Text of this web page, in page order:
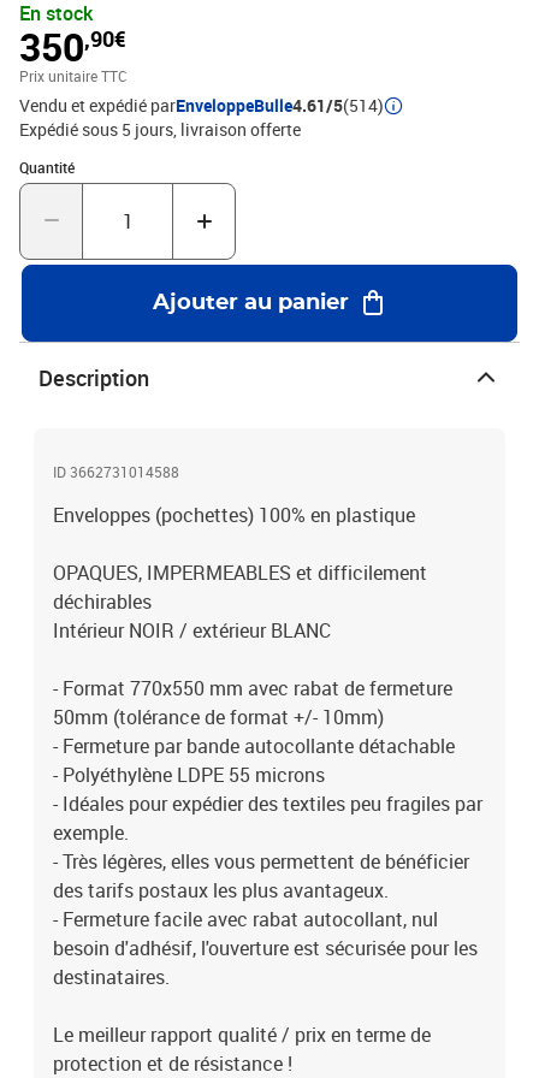
En stock
350,90€
Prix unitaire TTC
Vendu et expédié parEnveloppeBulle4.61/5(514)
Expédié sous 5 jours livraison offerte
Quantité
Quantité : 1
Ajouter au panier
Description
ID 3662731014588
Enveloppes (pochettes) 100% en plastique
OPAQUES, IMPERMEABLES et difficilement
déchirables
Intérieur NOIR / extérieur BLANC
- Format 770x550 mm avec rabat de fermeture
50mm (tolérance de format +/- 10mm)
- Fermeture par bande autocollante détachable
- Polyéthylène LDPE 55 microns
- Idéales pour expédier des textiles peu fragiles par
exemple.
- Très légères, elles vous permettent de bénéficier
des tarifs postaux les plus avantageux.
- Fermeture facile avec rabat autocollant, nul
besoin d'adhésif, l'ouverture est sécurisée pour les
destinataires.
Le meilleur rapport qualité / prix en terme de
protection et de résistance !